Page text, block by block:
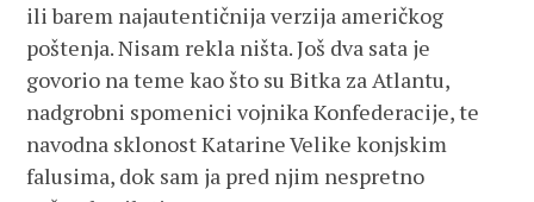
ili barem najautentičnija verzija američkog
poštenja. Nisam rekla ništa. Još dva sata je
govorio na teme kao što su Bitka za Atlantu,
nadgrobni spomenici vojnika Konfederacije, te
navodna sklonost Katarine Velike konjskim
falusima, dok sam ja pred njim nespretno